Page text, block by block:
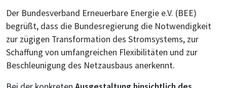
Der Bundesverband Erneuerbare Energie e.V. (BEE)
begrüßt, dass die Bundesregierung die Notwendigkeit
zur zügigen Transformation des Stromsystems, zur
Schaffung von umfangreichen Flexibilitäten und zur
Beschleunigung des Netzausbaus anerkennt.